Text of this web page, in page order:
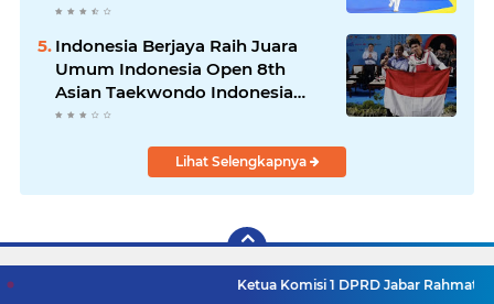
Open Championship 2026
Indonesia Berjaya Raih Juara
Umum Indonesia Open 8th
Asian Taekwondo Indonesia
Open Championships 2026
Lihat Selengkapnya
Ketua Komisi 1 DPRD Jabar Rahmat Hidayat Djati